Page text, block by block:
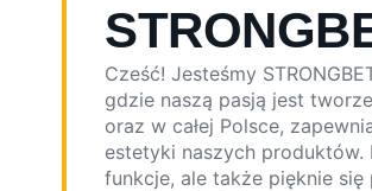
Cześć! Jesteśmy
gdzie naszą pasją jest
oraz w całej Polsce,
estetyki naszych produktów.
funkcje, ale także pięknie